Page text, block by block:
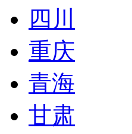
四川
重庆
青海
甘肃